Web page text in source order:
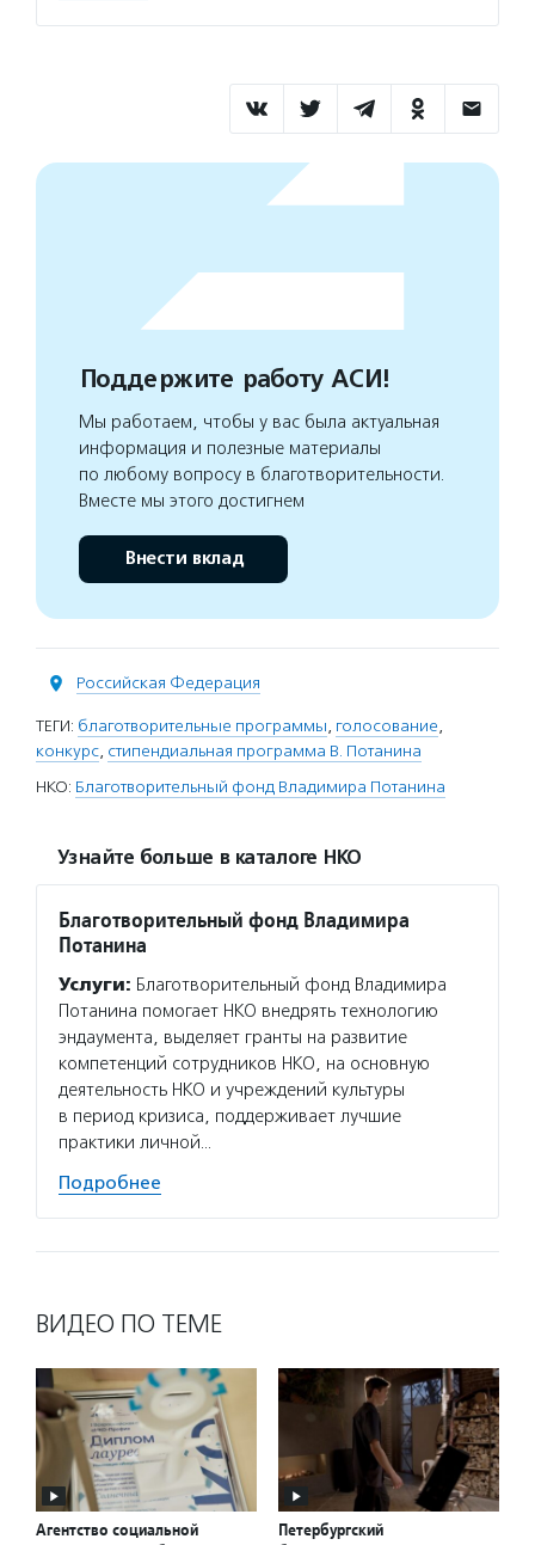
Поддержите работу АСИ!
Мы работаем, чтобы у вас была актуальная
информация и полезные материалы
по любому вопросу в благотворительности.
Вместе мы этого достигнем
Внести вклад
Российская Федерация
ТЕГИ: благотворительные программы, голосование,
конкурс, стипендиальная программа В. Потанина
НКО: Благотворительный фонд Владимира Потанина
Узнайте больше в каталоге НКО
Благотворительный фонд Владимира
Потанина
Услуги: Благотворительный фонд Владимира
Потанина помогает НКО внедрять технологию
эндаумента, выделяет гранты на развитие
компетенций сотрудников НКО, на основную
деятельность НКО и учреждений культуры
в период кризиса, поддерживает лучшие
практики личной…
Подробнее
ВИДЕО ПО ТЕМЕ
Агентство социальной
Петербургский